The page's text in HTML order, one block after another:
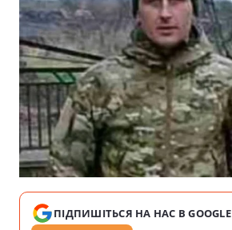
ПІДПИШІТЬСЯ НА НАС В GOOGLE